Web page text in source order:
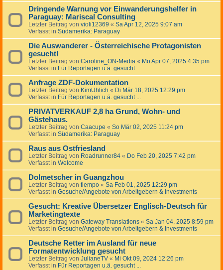
Dringende Warnung vor Einwanderungshelfer in
Paraguay: Mariscal Consulting
Letzter Beitrag von violi12369 « Sa Apr 12, 2025 9:07 am
Verfasst in Südamerika: Paraguay
Die Auswanderer - Österreichische Protagonisten
gesucht!
Letzter Beitrag von Caroline_ON-Media « Mo Apr 07, 2025 4:35 pm
Verfasst in Für Reportagen u.ä. gesucht ...
Anfrage ZDF-Dokumentation
Letzter Beitrag von KimUhlich « Di Mär 18, 2025 12:29 pm
Verfasst in Für Reportagen u.ä. gesucht ...
PRIVATVERKAUF 2,8 ha Grund, Wohn- und
Gästehaus.
Letzter Beitrag von Caacupe « So Mär 02, 2025 11:24 pm
Verfasst in Südamerika: Paraguay
Raus aus Ostfriesland
Letzter Beitrag von Roadrunner84 « Do Feb 20, 2025 7:42 pm
Verfasst in Welcome
Dolmetscher in Guangzhou
Letzter Beitrag von tiempo « Sa Feb 01, 2025 12:29 pm
Verfasst in Gesuche/Angebote von Arbeitgebern & Investments
Gesucht: Kreative Übersetzer Englisch-Deutsch für
Marketingtexte
Letzter Beitrag von Gateway Translations « Sa Jan 04, 2025 8:59 pm
Verfasst in Gesuche/Angebote von Arbeitgebern & Investments
Deutsche Retter im Ausland für neue
Formatentwicklung gesucht
Letzter Beitrag von JulianeTV « Mi Okt 09, 2024 12:26 pm
Verfasst in Für Reportagen u.ä. gesucht ...